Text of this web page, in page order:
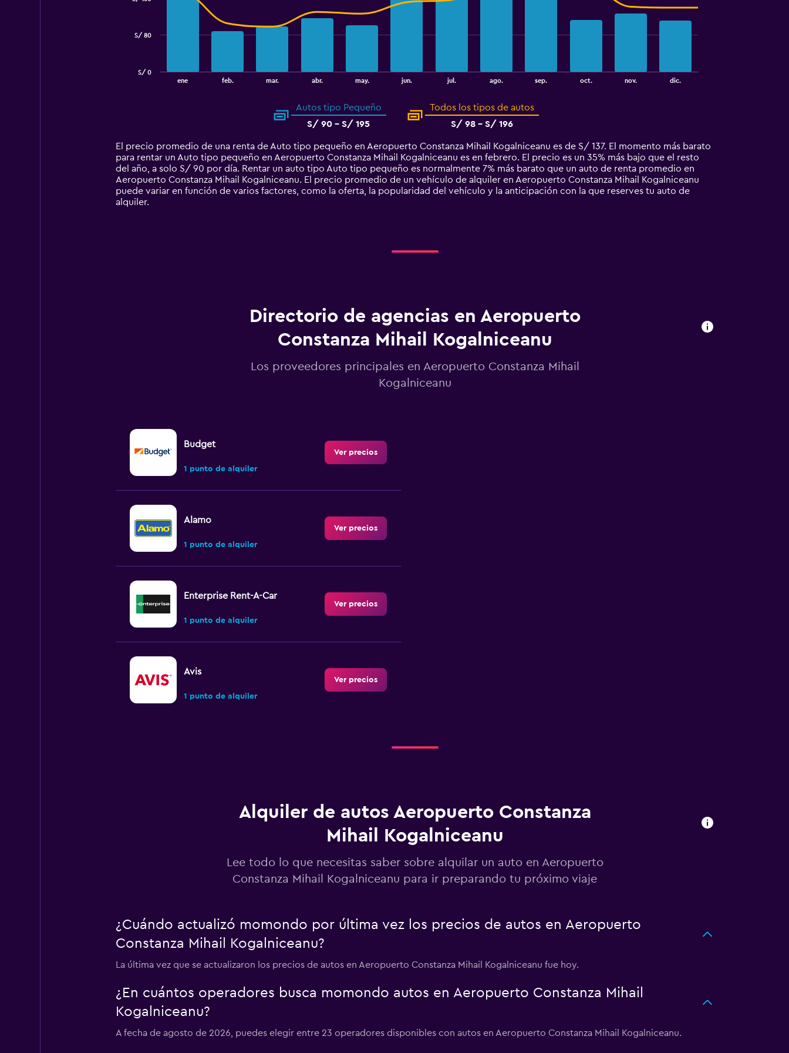
14
categories.
The
chart
has
1
ene feb. mar. abr. may. jun. jul. ago. sep. oct. nov. dic.
S/ 0
S/ 80
Autos tipo Pequeño
S/ 90 - S/ 195
Todos los tipos de autos
S/ 98 - S/ 196
El precio promedio de una renta de Auto tipo pequeño en Aeropuerto Constanza Mihail Kogalniceanu es de S/ 137. El momento más barato
para rentar un Auto tipo pequeño en Aeropuerto Constanza Mihail Kogalniceanu es en febrero. El precio es un 35% más bajo que el resto
del año, a solo S/ 90 por día. Rentar un auto tipo Auto tipo pequeño es normalmente 7% más barato que un auto de renta promedio en
Aeropuerto Constanza Mihail Kogalniceanu. El precio promedio de un vehículo de alquiler en Aeropuerto Constanza Mihail Kogalniceanu
puede variar en función de varios factores, como la oferta, la popularidad del vehículo y la anticipación con la que reserves tu auto de
alquiler.
Directorio de agencias en Aeropuerto
Constanza Mihail Kogalniceanu
Los proveedores principales en Aeropuerto Constanza Mihail
Kogalniceanu
Budget
1 punto de alquiler
Ver precios
Alamo
1 punto de alquiler
Ver precios
Enterprise Rent-A-Car
1 punto de alquiler
Ver precios
Avis
1 punto de alquiler
Ver precios
Ver precios
1 punto de alquiler
1 punto de alquiler
Alquiler de autos Aeropuerto Constanza
Mihail Kogalniceanu
Lee todo lo que necesitas saber sobre alquilar un auto en Aeropuerto
Constanza Mihail Kogalniceanu para ir preparando tu próximo viaje
¿Cuándo actualizó momondo por última vez los precios de autos en Aeropuerto
Constanza Mihail Kogalniceanu?
La última vez que se actualizaron los precios de autos en Aeropuerto Constanza Mihail Kogalniceanu fue hoy.
¿En cuántos operadores busca momondo autos en Aeropuerto Constanza Mihail
Kogalniceanu?
A fecha de agosto de 2026, puedes elegir entre 23 operadores disponibles con autos en Aeropuerto Constanza Mihail Kogalniceanu.